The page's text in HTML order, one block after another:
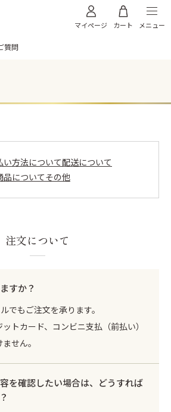
マイページ カート メニュー
お肉
お弁当
そば
折箱 黒金砂目
丼835 (電子レンジ対応)
お重箱（内側金）
桧
グルメボックス 黒
そば容器 黒
質問
い方法について配送について
品についてその他
注文について
すか？
でもご注文を承ります。
トカード、コンビニ支払（前払い）
せん。
を確認したい場合は、どうすれば